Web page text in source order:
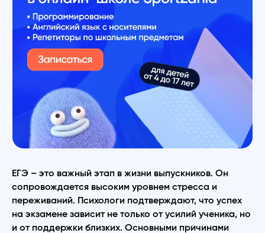
ЕГЭ – это важный этап в жизни выпускников. Он
сопровождается высоким уровнем стресса и
переживаний. Психологи подтверждают, что успех
на экзамене зависит не только от усилий ученика, но
и от поддержки близких. Основными причинами